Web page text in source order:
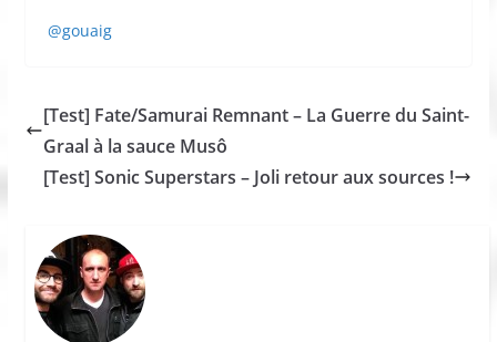
@gouaig
[Test] Fate/Samurai Remnant – La Guerre du Saint-
Graal à la sauce Musô
[Test] Sonic Superstars – Joli retour aux sources !